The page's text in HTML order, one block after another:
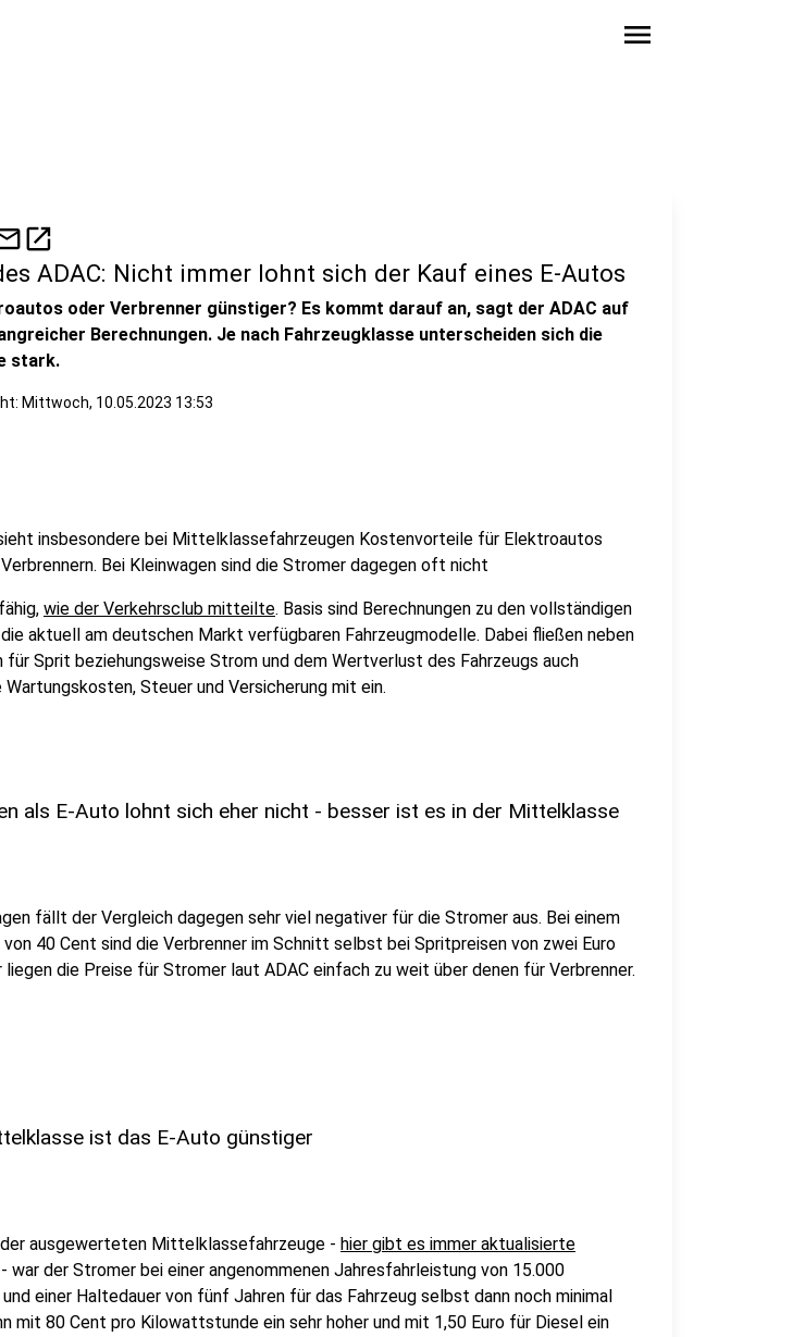
menu
open_in_new
ADAC: Nicht immer lohnt sich der Kauf eines E-Autos
oder Verbrenner günstiger? Es kommt darauf an, sagt der ADAC auf
Berechnungen. Je nach Fahrzeugklasse unterscheiden sich die
stark.
Mittwoch, 10.05.2023 13:53
insbesondere bei Mittelklassefahrzeugen Kostenvorteile für Elektroautos
Bei Kleinwagen sind die Stromer dagegen oft nicht
wie der Verkehrsclub mitteilte. Basis sind Berechnungen zu den vollständigen
aktuell am deutschen Markt verfügbaren Fahrzeugmodelle. Dabei fließen neben
für Sprit beziehungsweise Strom und dem Wertverlust des Fahrzeugs auch
Steuer und Versicherung mit ein.
als E-Auto lohnt sich eher nicht - besser ist es in der Mittelklasse
fällt der Vergleich dagegen sehr viel negativer für die Stromer aus. Bei einem
40 Cent sind die Verbrenner im Schnitt selbst bei Spritpreisen von zwei Euro
liegen die Preise für Stromer laut ADAC einfach zu weit über denen für Verbrenner.
ist das E-Auto günstiger
ausgewerteten Mittelklassefahrzeuge - hier gibt es immer aktualisierte
- war der Stromer bei einer angenommenen Jahresfahrleistung von 15.000
einer Haltedauer von fünf Jahren für das Fahrzeug selbst dann noch minimal
mit 80 Cent pro Kilowattstunde ein sehr hoher und mit 1,50 Euro für Diesel ein